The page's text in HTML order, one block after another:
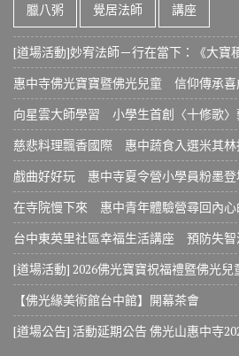
臘八粥 覺居法師 講座
[道場活動]妙宥法師－行在當下：《大寶
惠中寺佛光寶寶暨佛光兒童 信仰傳承喜
向星雲大師學習 小學生首創〈十修歌〉
慈悲料理飄香國際 惠中蔬食入選米其林
戲曲好好玩 惠中寺夏令營小學員粉墨登
在寺院慢下來 惠中青年體驗營尋回內心
台中東英里社區幸福生活講座 預防失智
[道場活動] 2026佛光寶寶祝福禮暨佛光兒
【佛光緣美術館台中館】開幕茶會
[道場公告] 活動延期公告 佛光山惠中寺